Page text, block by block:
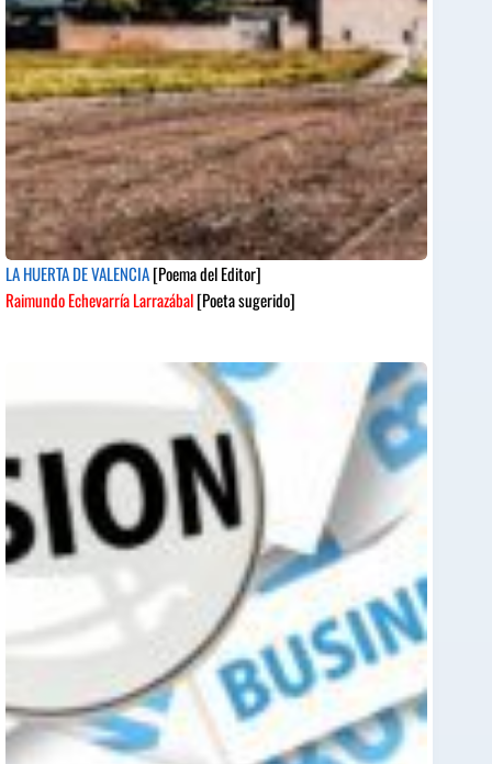
LA HUERTA DE VALENCIA[Poema del Editor]
Raimundo Echevarría Larrazábal[Poeta sugerido]